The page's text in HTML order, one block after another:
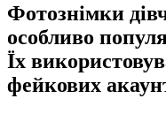
Фотознімки
особливо
Їх
фейкових